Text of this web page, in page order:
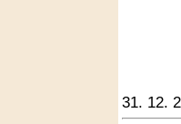
31. 12.